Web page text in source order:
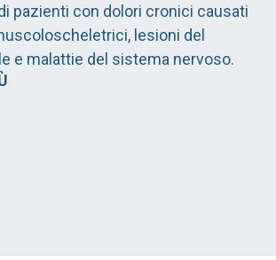
pazienti con dolori cronici causati
lesioni del
e malattie del sistema nervoso.